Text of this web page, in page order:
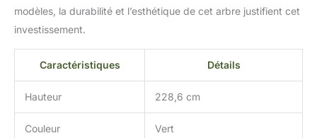
modèles, la durabilité et l’esthétique de cet arbre justifient cet
investissement.
Caractéristiques Détails
Hauteur 228,6 cm
Couleur Vert